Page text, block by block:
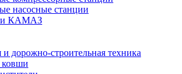
насосные станции
КАМАЗ
дорожно-строительная техника